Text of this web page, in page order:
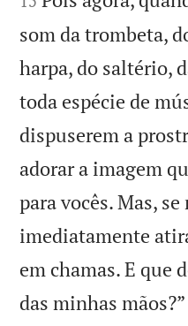
som da trombeta,
harpa, do saltério,
toda espécie de
dispuserem a
adorar a imagem
para vocês. Mas,
imediatamente
em chamas. E que
das minhas mãos?”